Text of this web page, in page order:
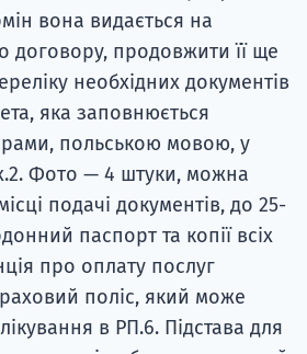
вона видається на
договору, продовжити її ще
необхідних документів
яка заповнюється
польською мовою, у
Фото — 4 штуки, можна
подачі документів, до 25-
паспорт та копії всіх
про оплату послуг
поліс, який може
в РП.6. Підстава для